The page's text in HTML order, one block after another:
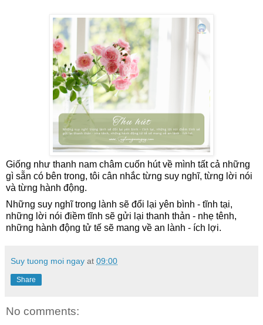
Giống như thanh nam châm cuốn hút về mình tất cả những
gì sẵn có bên trong, tôi cân nhắc từng suy nghĩ, từng lời nói
và từng hành động.
Những suy nghĩ trong lành sẽ đổi lại yên bình - tĩnh tại,
những lời nói điềm tĩnh sẽ gửi lại thanh thản - nhẹ tênh,
những hành động tử tế sẽ mang về an lành - ích lợi.
Suy tuong moi ngay at 09:00
Share
No comments: